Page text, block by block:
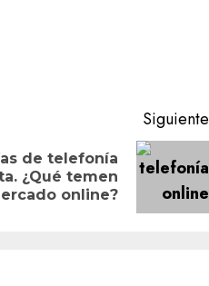
Siguiente
de telefonía
¿Qué temen
online?